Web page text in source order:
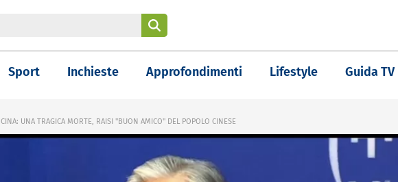
Sport Inchieste Approfondimenti Lifestyle Guida TV
CINA: UNA TRAGICA MORTE, RAISI "BUON AMICO" DEL POPOLO CINESE